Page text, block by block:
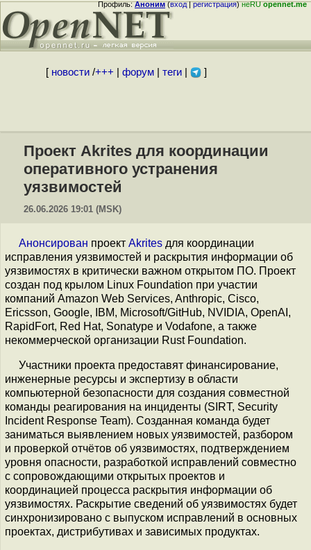
Профиль:Аноним(вход|регистрация)неRUopennet.me
[ новости/+++ форум| теги| ]
Проект Akrites для координации
оперативного устранения
уязвимостей
26.06.2026 19:01 (MSK)
Анонсирован проект Akrites для координации
исправления уязвимостей и раскрытия информации об
уязвимостях в критически важном открытом ПО. Проект
создан под крылом Linux Foundation при участии
компаний Amazon Web Services, Anthropic, Cisco,
Ericsson, Google, IBM, Microsoft/GitHub, NVIDIA, OpenAI,
RapidFort, Red Hat, Sonatype и Vodafone, а также
некоммерческой организации Rust Foundation.
Участники проекта предоставят финансирование,
инженерные ресурсы и экспертизу в области
компьютерной безопасности для создания совместной
команды реагирования на инциденты (SIRT, Security
Incident Response Team). Созданная команда будет
заниматься выявлением новых уязвимостей, разбором
и проверкой отчётов об уязвимостях, подтверждением
уровня опасности, разработкой исправлений совместно
с сопровождающими открытых проектов и
координацией процесса раскрытия информации об
уязвимостях. Раскрытие сведений об уязвимостях будет
синхронизировано с выпуском исправлений в основных
проектах, дистрибутивах и зависимых продуктах.